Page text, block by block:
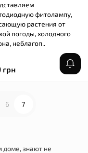
фитолампу,
растения от
погоды, холодного
неблагоп..
грн
6 7
знают не